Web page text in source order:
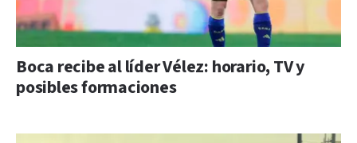
Boca recibe al líder Vélez: horario, TV y
posibles formaciones